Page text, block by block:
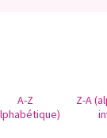
A-Z
Z-A